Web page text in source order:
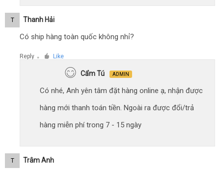
T Thanh Hải
Có ship hàng toàn quốc không nhỉ?
Reply ● Like
Cẩm Tú ADMIN
Có nhé, Anh yên tâm đặt hàng online ạ, nhận được
hàng mới thanh toán tiền. Ngoài ra được đổi/trả
hàng miễn phí trong 7 - 15 ngày
T Trâm Anh